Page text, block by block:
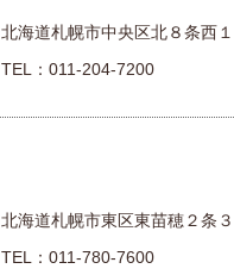
北海道札幌市中央区北８条西
TEL： 011-204-7200
北海道札幌市東区東苗穂２条３
TEL： 011-780-7600